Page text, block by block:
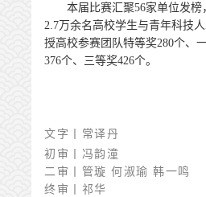
本届比赛汇聚56家单位发榜
2.7万余名高校学生与青年科技
授高校参赛团队特等奖280个、
376个、三等奖426个。
文字丨常译丹
初审丨冯韵潼
二审丨管璇 何淑瑜 韩一鸣
终审
丨祁华